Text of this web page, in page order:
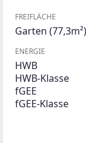
FREIFLÄCHE
Garten (77,3m²)
ENERGIE
HWB
HWB-Klasse
fGEE
fGEE-Klasse